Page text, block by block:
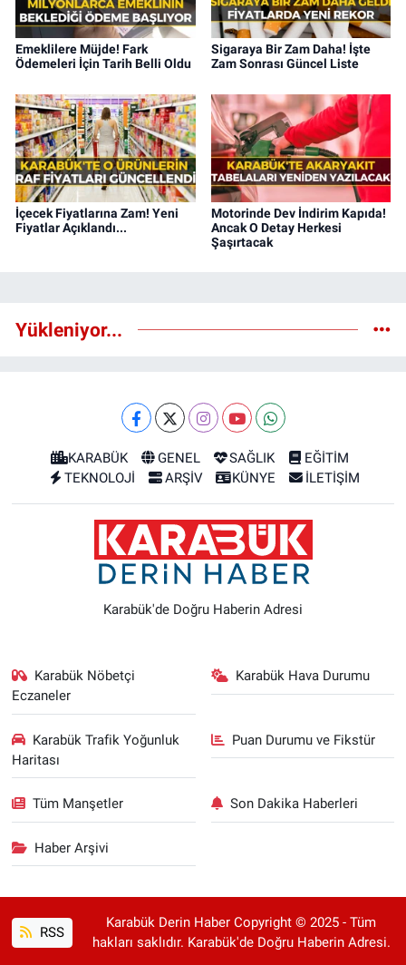
Emeklilere Müjde! Fark
Ödemeleri İçin Tarih Belli Oldu
Sigaraya Bir Zam Daha! İşte
Zam Sonrası Güncel Liste
İçecek Fiyatlarına Zam! Yeni
Fiyatlar Açıklandı...
Motorinde Dev İndirim Kapıda!
Ancak O Detay Herkesi
Şaşırtacak
Yükleniyor...
KARABÜK GENEL SAĞLIK
EĞİTİM
TEKNOLOJİ
ARŞİV KÜNYE İLETİŞİM
Karabük'de Doğru Haberin Adresi
Karabük Nöbetçi
Eczaneler
Karabük Hava Durumu
Karabük Trafik Yoğunluk
Haritası
Puan Durumu ve Fikstür
Tüm Manşetler Son Dakika Haberleri
Haber Arşivi
RSS
Karabük Derin Haber Copyright © 2025 - Tüm
hakları saklıdır. Karabük'de Doğru Haberin Adresi.